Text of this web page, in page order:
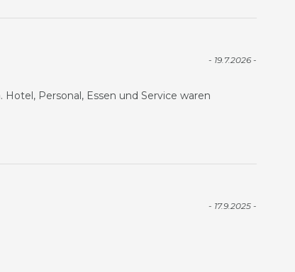
- 19.7.2026 -
Personal, Essen und Service waren
- 17.9.2025 -